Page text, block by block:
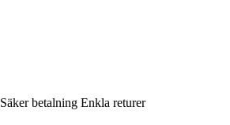
Säker betalning Enkla returer